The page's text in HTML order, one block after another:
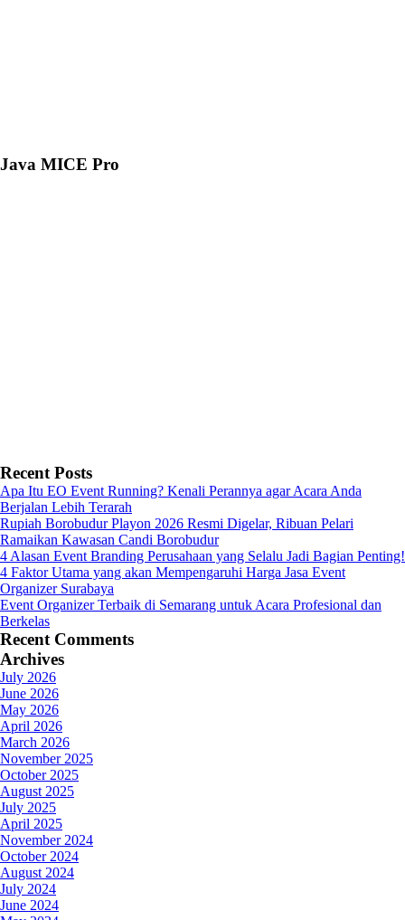
Java MICE Pro
Recent Posts
Apa Itu EO Event Running? Kenali Perannya agar Acara Anda
Berjalan Lebih Terarah
Rupiah Borobudur Playon 2026 Resmi Digelar, Ribuan Pelari
Ramaikan Kawasan Candi Borobudur
4 Alasan Event Branding Perusahaan yang Selalu Jadi Bagian Penting!
4 Faktor Utama yang akan Mempengaruhi Harga Jasa Event
Organizer Surabaya
Event Organizer Terbaik di Semarang untuk Acara Profesional dan
Berkelas
Recent Comments
Archives
July 2026
June 2026
May 2026
April 2026
March 2026
November 2025
October 2025
August 2025
July 2025
April 2025
November 2024
October 2024
August 2024
July 2024
June 2024